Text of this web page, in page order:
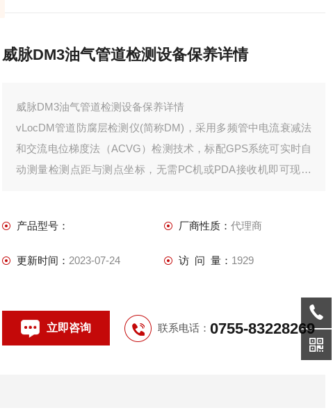
威脉DM3油气管道检测设备保养详情
威脉DM3油气管道检测设备保养详情
vLocDM管道防腐层检测仪(简称DM)，采用多频管中电流衰减法
和交流电位梯度法（ACVG）检测技术，标配GPS系统可实时自
动测量检测点距与测点坐标，无需PC机或PDA接收机即可现场
业一体化，提高了管道防腐层检测效率。
产品型号： 厂商性质： 代理商
更新时间： 2023-07-24 访 问 量： 1929
立即咨询 联系电话： 0755-83228269